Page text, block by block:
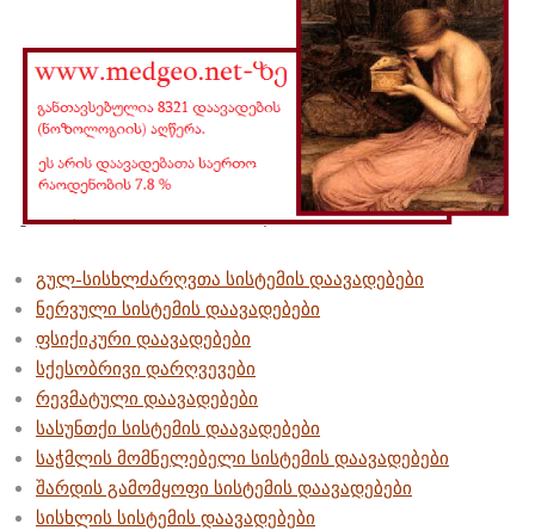
გულ-სისხლძარღვთა სისტემის დაავადებები
ნერვული სისტემის დაავადებები
ფსიქიკური დაავადებები
სქესობრივი დარღვევები
რევმატული დაავადებები
სასუნთქი სისტემის დაავადებები
საჭმლის მომნელებელი სისტემის დაავადებები
შარდის გამომყოფი სისტემის დაავადებები
სისხლის სისტემის დაავადებები